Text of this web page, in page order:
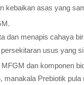
kebaikan asas yang
dan menapis cahaya
usus yang
dan komponen
manakala Prebiotik